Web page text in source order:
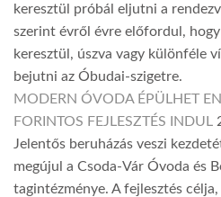
keresztül próbál eljutni a
szerint évről évre előfordul, hogy
keresztül, úszva vagy különféle
bejutni az Óbudai-szigetre.
MODERN ÓVODA ÉPÜLHET
FORINTOS FEJLESZTÉS INDUL
Jelentős beruházás veszi
megújul a Csoda-Vár Óvoda és
tagintézménye. A fejlesztés